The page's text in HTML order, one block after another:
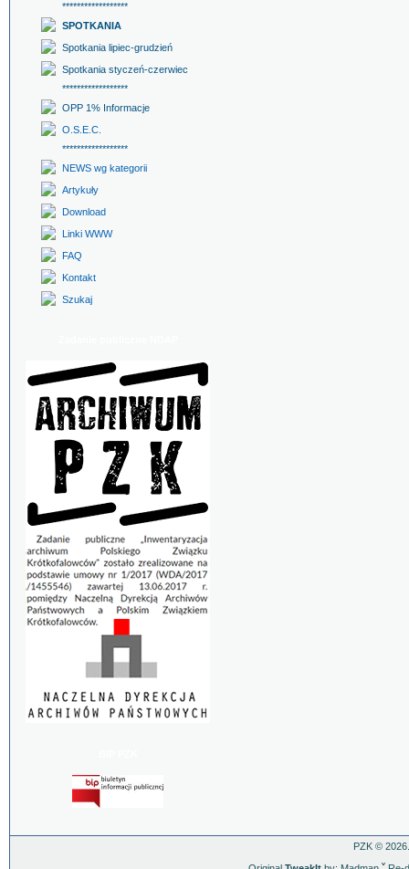
******************
SPOTKANIA
Spotkania lipiec-grudzień
Spotkania styczeń-czerwiec
******************
OPP 1% Informacje
O.S.E.C.
******************
NEWS wg kategorii
Artykuły
Download
Linki WWW
FAQ
Kontakt
Szukaj
PZK ©